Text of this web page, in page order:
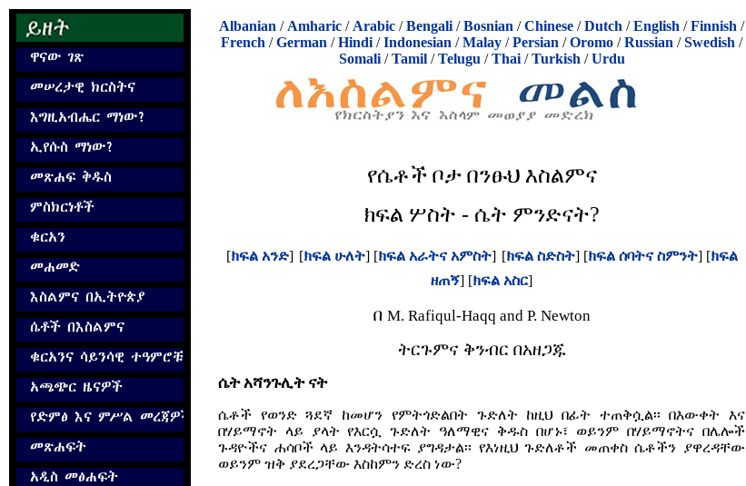
Albanian / Amharic / Arabic /Bengali /Bosnian /Chinese /Dutch /English /Finnish /
French /German /Hindi /Indonesian /Malay /Persian /Oromo /Russian /Swedish /
Somali/Tamil/Telugu /Thai/Turkish /Urdu
የሴቶች ቦታ በንፁህ እስልምና
ክፍል ሦስት - ሴት ምንድናት?
[ክፍል አንድ] [ክፍል ሁለት] [ክፍል አራትና አምስት] [ክፍል ስድስት] [ክፍል ሰባትና ስምንት] [ክፍል
ዘጠኝ] [ክፍል አስር]
በ M. Rafiqul-Haqq and P. Newton
ትርጉምና ቅንብር በአዘጋጁ
ሴት አሻንጉሊት ናት
ሴቶች የወንድ ጓደኛ ከመሆን የምትጎድልበት ጉድለት ከዚህ በፊት ተጠቅሷል፡፡ በእውቀት እና
በሃይማኖት ላይ ያላት የእርሷ ጉድለት ዓለማዊና ቅዱስ በሆኑ፣ ወይንም በሃይማኖትና በሌሎች
ጉዳዮችና ሐሳቦች ላይ እንዳትሳተፍ ያግዳታል፡፡ የእነዚህ ጉድለቶች መጠቀስ ሴቶችን ያዋረዳቸው
ወይንም ዝቅ ያደረጋቸው እስከምን ድረስ ነው?